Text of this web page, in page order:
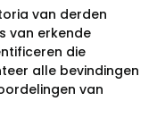
van derden
van erkende
die
alle bevindingen
van